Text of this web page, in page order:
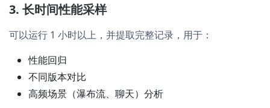
3. 长时间性能采样
可以运行 1 小时以上，并提取完整记录，用于：
性能回归
不同版本对比
高频场景（瀑布流、聊天）分析